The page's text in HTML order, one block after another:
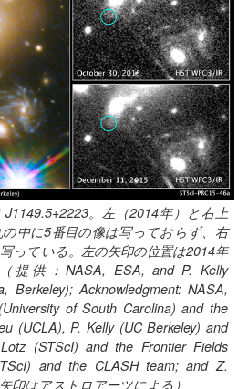
。左（2014年）と右上
の中に5番目の像は写っておらず、右
っている。左の矢印の位置は2014年
供：NASA, ESA, and P. Kelly
Berkeley); Acknowledgment: NASA,
of South Carolina) and the
(UCLA), P. Kelly (UC Berkeley) and
(STScI) and the Frontier Fields
and the CLASH team; and Z.
印はアストロアーツによる）